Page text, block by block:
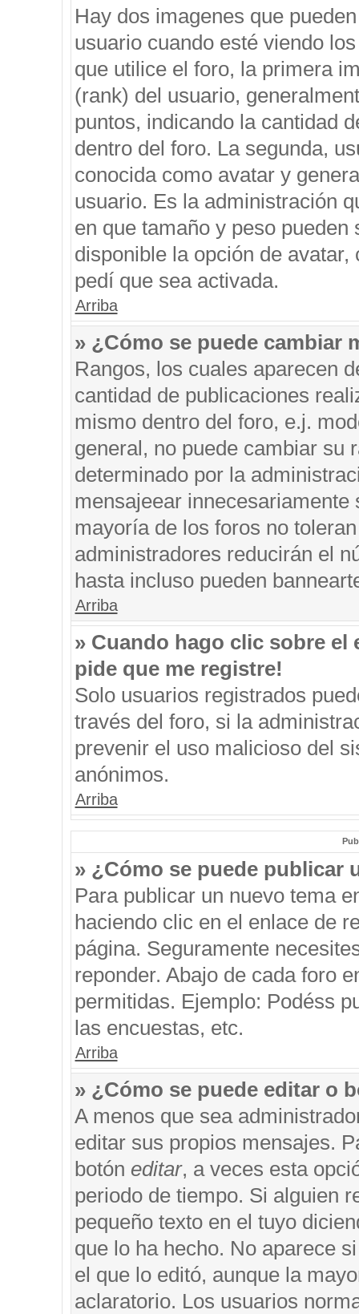
Hay dos imagenes que
usuario cuando esté viendo
que utilice el foro, la primera
(rank) del usuario,
puntos, indicando la cantidad
dentro del foro. La segunda,
conocida como avatar y
usuario. Es la administración
en que tamaño y peso
disponible la opción de
pedí que sea activada.
Arriba
» ¿Cómo se puede cambiar
Rangos, los cuales aparecen
cantidad de publicaciones
mismo dentro del foro, e.j.
general, no puede cambiar su
determinado por la
mensajeear
mayoría de los foros no
administradores reducirán el
hasta incluso pueden
Arriba
» Cuando hago clic sobre el
pide que me registre!
Solo usuarios registrados
través del foro, si la
prevenir el uso malicioso del
anónimos.
Arriba
» ¿Cómo se puede publicar
Para publicar un nuevo tema
haciendo clic en el enlace de
página. Seguramente
reponder. Abajo de cada foro
permitidas. Ejemplo: Podéss
las encuestas, etc.
Arriba
» ¿Cómo se puede editar o
A menos que sea
editar sus propios mensajes.
botón editar, a veces esta
periodo de tiempo. Si alguien
pequeño texto en el tuyo
que lo ha hecho. No aparece
el que lo editó, aunque la
aclaratorio. Los usuarios